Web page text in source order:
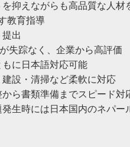
を抑えながらも高品質な人材
教育指導
出
失踪なく、企業から高評価
に日本語対応可能
設・清掃など柔軟に対応
ら書類準備までスピード対
発生時には日本国内のネパー